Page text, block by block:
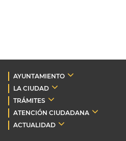
AYUNTAMIENTO
LA CIUDAD
TRÁMITES
ATENCIÓN CIUDADANA
ACTUALIDAD